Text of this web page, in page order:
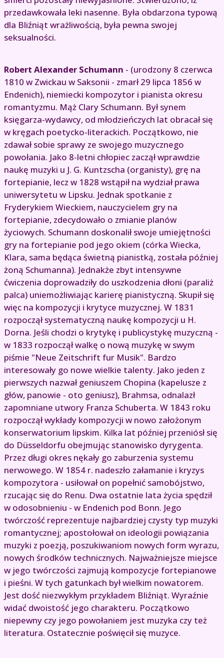
przedawkowała leki nasenne. Była obdarzona typową
dla Bliźniąt wrażliwością, była pewna swojej
seksualności.
Robert Alexander Schumann - (urodzony 8 czerwca
1810 w Zwickau w Saksonii - zmarł 29 lipca 1856 w
Endenich), niemiecki kompozytor i pianista okresu
romantyzmu. Mąż Clary Schumann. Był synem
księgarza-wydawcy, od młodzieńczych lat obracał się
w kręgach poetycko-literackich. Początkowo, nie
zdawał sobie sprawy ze swojego muzycznego
powołania. Jako 8-letni chłopiec zaczął wprawdzie
naukę muzyki u J. G. Kuntzscha (organisty), grę na
fortepianie, lecz w 1828 wstąpił na wydział prawa
uniwersytetu w Lipsku. Jednak spotkanie z
Fryderykiem Wieckiem, nauczycielem gry na
fortepianie, zdecydowało o zmianie planów
życiowych. Schumann doskonalił swoje umiejętności
gry na fortepianie pod jego okiem (córka Wiecka,
Klara, sama będąca świetną pianistką, została później
żoną Schumanna). Jednakże zbyt intensywne
ćwiczenia doprowadziły do uszkodzenia dłoni (paraliż
palca) uniemożliwiając karierę pianistyczną. Skupił się
więc na kompozycji i krytyce muzycznej. W 1831
rozpoczął systematyczną naukę kompozycji u H.
Dorna. Jeśli chodzi o krytykę i publicystykę muzyczną -
w 1833 rozpoczął walkę o nową muzykę w swym
piśmie "Neue Zeitschrift fur Musik". Bardzo
interesowały go nowe wielkie talenty. Jako jeden z
pierwszych nazwał geniuszem Chopina (kapelusze z
głów, panowie - oto geniusz), Brahmsa, odnalazł
zapomniane utwory Franza Schuberta. W 1843 roku
rozpoczął wykłady kompozycji w nowo założonym
konserwatorium lipskim. Kilka lat później przeniósł się
do Düsseldorfu obejmując stanowisko dyrygenta.
Przez długi okres nękały go zaburzenia systemu
nerwowego. W 1854 r. nadeszło załamanie i kryzys
kompozytora - usiłował on popełnić samobójstwo,
rzucając się do Renu. Dwa ostatnie lata życia spędził
w odosobnieniu - w Endenich pod Bonn. Jego
twórczość reprezentuje najbardziej czysty typ muzyki
romantycznej; apostołował on ideologii powiązania
muzyki z poezją, poszukiwaniom nowych form wyrazu,
nowych środków technicznych. Najważniejsze miejsce
w jego twórczości zajmują kompozycje fortepianowe
i pieśni. W tych gatunkach był wielkim nowatorem.
Jest dość niezwykłym przykładem Bliźniąt. Wyraźnie
widać dwoistość jego charakteru. Początkowo
niepewny czy jego powołaniem jest muzyka czy też
literatura. Ostatecznie poświęcił się muzyce.